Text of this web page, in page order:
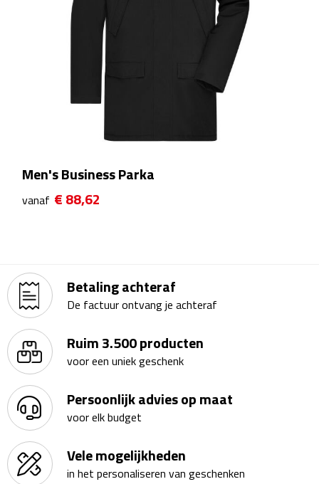
Beurs & Evenementen
Stickers
Bureau Toebehoren
Bureauklokken
Bureaulampen
Bureau onderleggers
Bureau organizers
Bureausets
Men's Business Parka
vanaf € 88,62
Betaling achteraf
De factuur ontvang je achteraf
Ruim 3.500 producten
voor een uniek geschenk
Persoonlijk advies op maat
voor elk budget
Vele mogelijkheden
in het personaliseren van geschenken